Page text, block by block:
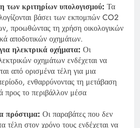
των κριτηρίων υπολογισμού: Τα
βάσει των εκπομπών CO2
προωθώντας τη χρήση οικολογικών
αποδοτικών οχημάτων.
ηλεκτρικά οχήματα: Οι
οχημάτων ενδέχεται να
από ορισμένα τέλη για μια
ενθαρρύνοντας τη μετάβαση
προς το περιβάλλον μέσα
πρόστιμα: Οι παραβάτες που δεν
τέλη στον χρόνο τους ενδέχεται να